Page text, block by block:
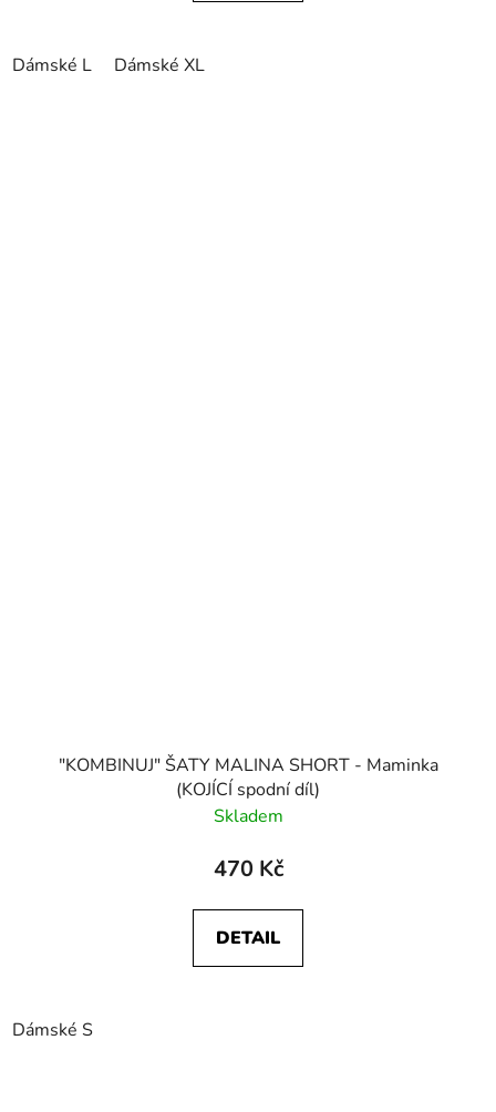
Dámské L Dámské XL
"KOMBINUJ" ŠATY MALINA SHORT - Maminka
(KOJÍCÍ spodní díl)
Skladem
470 Kč
DETAIL
Dámské S